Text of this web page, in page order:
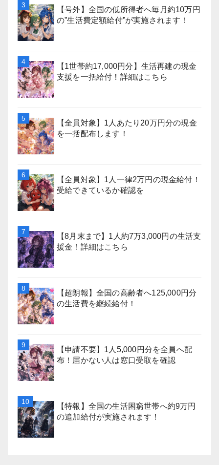
【号外】全国の低所得者へ毎月約10万円
の”生活費定額給付”が実施されます！
【1世帯約17,000円分】生活再建の現金
支援を一括給付！詳細はこちら
【全員対象】1人あたり20万円分の現金
を一括配布します！
【全員対象】1人一律2万円の現金給付！
受給できているか確認を
【8月末まで】1人約7万3,000円の生活支
援金！詳細はこちら
【超朗報】全国の高齢者へ125,000円分
の生活費を継続給付！
【申請不要】1人5,000円分を全員へ配
布！届かない人は窓口受取を確認
【特報】全国の生活困窮世帯へ約9万円
の追加給付が実施されます！